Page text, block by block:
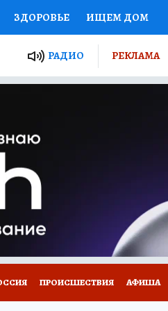
ЗДОРОВЬЕ ИЩЕМ ДОМ
ПРОЕКТЫ РОССИИ
ПУТЕВОДИТЕЛЬ
ПОТРЕБИТЕЛЯ
РАДИО РЕКЛАМА
ПРОИСШЕСТВИЯ АФИША